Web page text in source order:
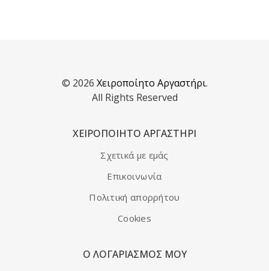
© 2026 Χειροποίητο Αργαστήρι.
All Rights Reserved
ΧΕΙΡΟΠΟΙΗΤΟ ΑΡΓΑΣΤΗΡΙ
Σχετικά με εμάς
Επικοινωνία
Πολιτική απορρήτου
Cookies
Ο ΛΟΓΑΡΙΑΣΜΌΣ ΜΟΥ